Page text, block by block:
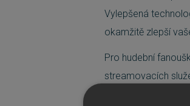
Vylepšená
okamžitě zlepší
Pro hudební
streamovacích